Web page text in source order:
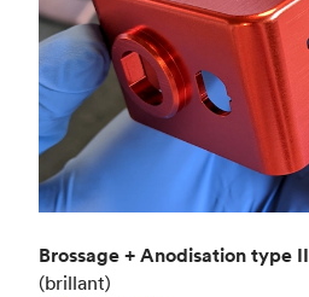
Brossage + Anodisation type II
(brillant)